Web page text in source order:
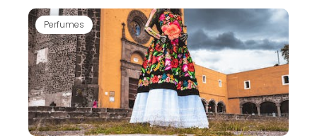
Perfumes